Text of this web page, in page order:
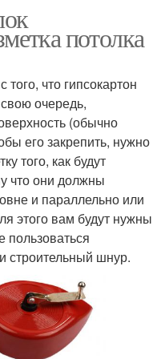
потолка
что гипсокартон
очередь,
(обычно
его закрепить, нужно
того, как будут
что они должны
и параллельно или
этого вам будут нужны
пользоваться
строительный шнур.